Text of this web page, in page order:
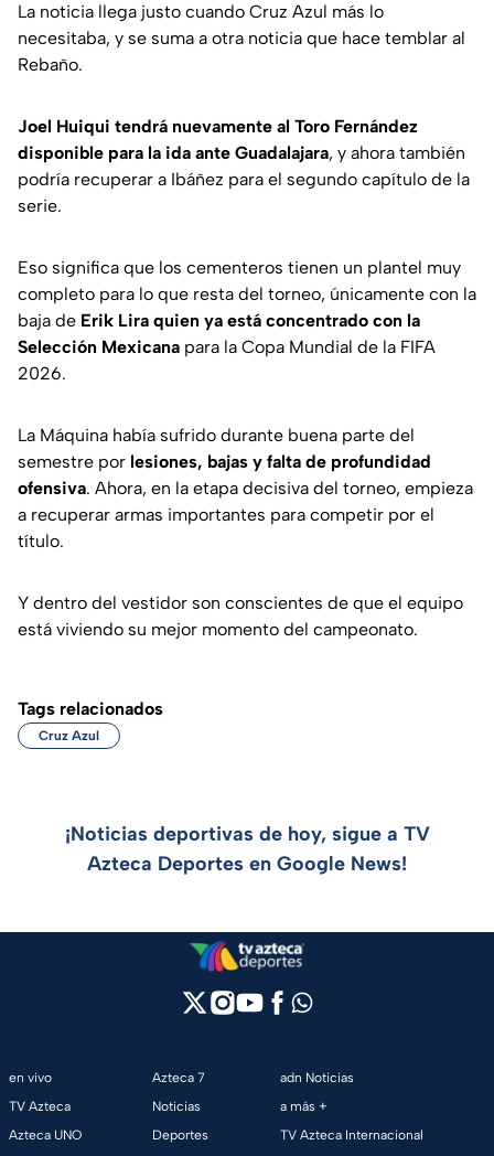
La noticia llega justo cuando Cruz Azul más lo
necesitaba, y se suma a otra noticia que hace temblar al
Rebaño.
Joel Huiqui tendrá nuevamente al Toro Fernández
disponible para la ida ante Guadalajara, y ahora también
podría recuperar a Ibáñez para el segundo capítulo de la
serie.
Eso significa que los cementeros tienen un plantel muy
completo para lo que resta del torneo, únicamente con la
baja de Erik Lira quien ya está concentrado con la
Selección Mexicana para la Copa Mundial de la FIFA
2026.
La Máquina había sufrido durante buena parte del
semestre por lesiones, bajas y falta de profundidad
ofensiva. Ahora, en la etapa decisiva del torneo, empieza
a recuperar armas importantes para competir por el
título.
Y dentro del vestidor son conscientes de que el equipo
está viviendo su mejor momento del campeonato.
Tags relacionados
Cruz Azul
¡Noticias deportivas de hoy, sigue a TV
Azteca Deportes en Google News!
en vivo
TV Azteca
Azteca UNO
Azteca 7
Noticias
Deportes
adn Noticias
a más +
TV Azteca Internacional